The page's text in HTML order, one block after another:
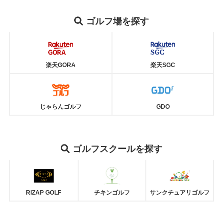
ゴルフ場を探す
楽天GORA 楽天SGC
じゃらんゴルフ GDO
ゴルフスクールを探す
RIZAP GOLF チキンゴルフ サンクチュアリゴルフ